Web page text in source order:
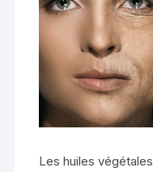
Les huiles